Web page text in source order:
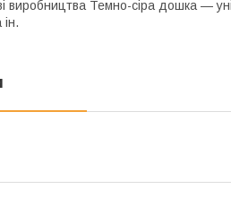
виробництва Темно-сіра дошка —